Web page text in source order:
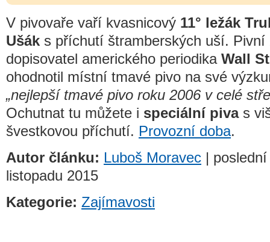
V pivovaře vaří kvasnicový 11° ležák
Ušák s příchutí štramberských uší. Pivní
dopisovatel amerického periodika Wall
ohodnotil místní tmavé pivo na své
„nejlepší tmavé pivo roku 2006 v celé
Ochutnat tu můžete i speciální pivas
švestkovou příchutí. Provozní doba.
Autor článku: Luboš Moravec |
listopadu 2015
Kategorie: Zajímavosti